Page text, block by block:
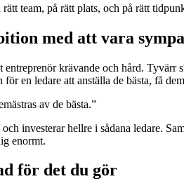
team, på rätt plats, och på rätt
med att vara
entreprenör krävande och hård.
en ledare att anställa de bästa, få
av de bästa.”
investerar hellre i sådana ledare.
enormt.
för det du gör